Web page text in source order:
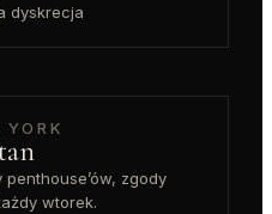
dyskrecja
zgody
wtorek.